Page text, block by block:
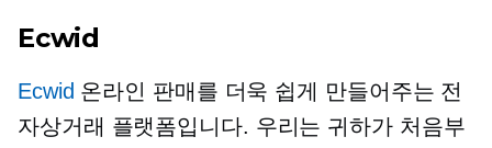
Ecwid
Ecwid 온라인 판매를 더욱 쉽게 만들어주는 전
자상거래 플랫폼입니다. 우리는 귀하가 처음부